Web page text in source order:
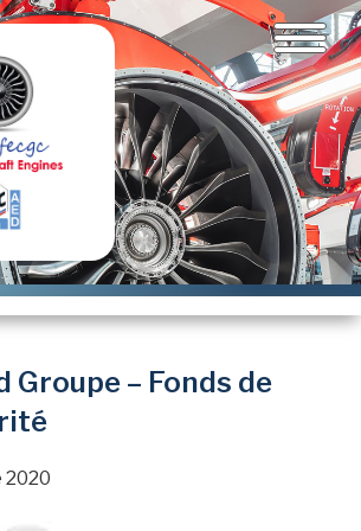
Groupe – Fonds de